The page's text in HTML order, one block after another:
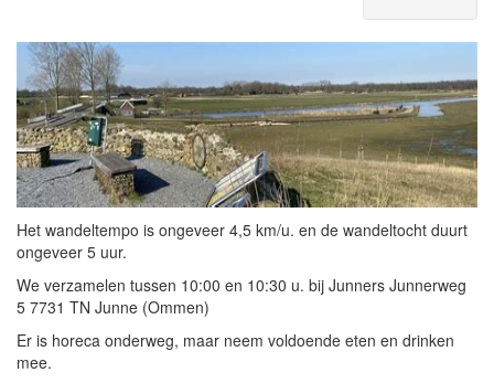
Het wandeltempo is ongeveer 4,5 km/u. en de wandeltocht duurt
ongeveer 5 uur.
We verzamelen tussen 10:00 en 10:30 u. bij Junners Junnerweg
5 7731 TN Junne (Ommen)
Er is horeca onderweg, maar neem voldoende eten en drinken
mee.